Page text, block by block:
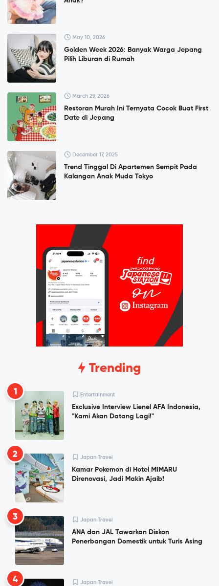
May 10, 2026
Golden Week 2026: Banyak Warga Jepang
Pilih Liburan di Rumah
March 29, 2026
Restoran Murah Ini Ternyata Cocok Buat First
Date di Jepang
December 17, 2025
Trend Tinggal Di Apartemen Sempit Pada
Kalangan Anak Muda Tokyo
Trending
1 Entertainment
Exclusive Interview Lienel AFA Indonesia,
"Kami Akan Datang Lagi!"
2 Japan Travel
Kamar Pokemon di Hotel MIMARU
Direnovasi, Jadi Makin Ajaib!
3 Japan Travel
ANA dan JAL Tawarkan Diskon
Penerbangan Domestik untuk Turis Asing
4 Japan Travel